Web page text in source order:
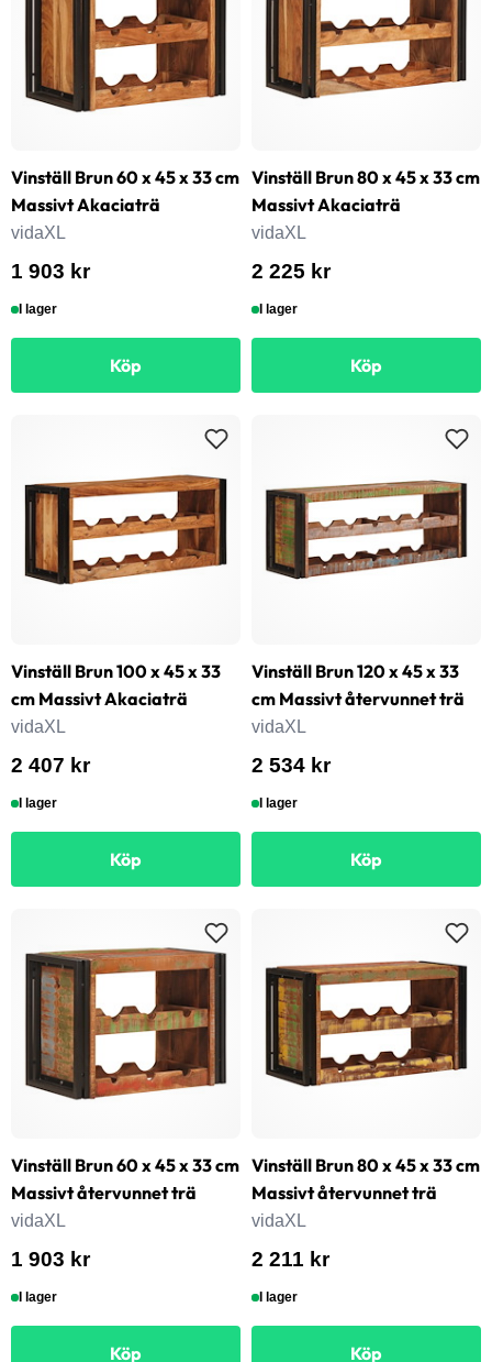
Vinställ Brun 60 x 45 x 33 cm
Massivt Akaciaträ
vidaXL
1 903 kr
I lager
Köp
Vinställ Brun 80 x 45 x 33 cm
Massivt Akaciaträ
vidaXL
2 225 kr
I lager
Köp
Vinställ Brun 100 x 45 x 33
cm Massivt Akaciaträ
vidaXL
2 407 kr
I lager
Köp
Vinställ Brun 120 x 45 x 33
cm Massivt återvunnet trä
vidaXL
2 534 kr
I lager
Köp
Vinställ Brun 60 x 45 x 33 cm
Massivt återvunnet trä
vidaXL
1 903 kr
I lager
Köp
Vinställ Brun 80 x 45 x 33 cm
Massivt återvunnet trä
vidaXL
2 211 kr
I lager
Köp